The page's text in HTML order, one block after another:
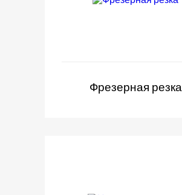
Фрезерная резка